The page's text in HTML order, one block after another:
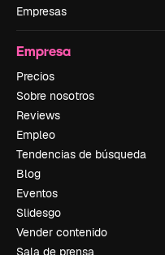
Empresas
Empresa
Precios
Sobre nosotros
Reviews
Empleo
Tendencias de búsqueda
Blog
Eventos
Slidesgo
Vender contenido
Sala de prensa